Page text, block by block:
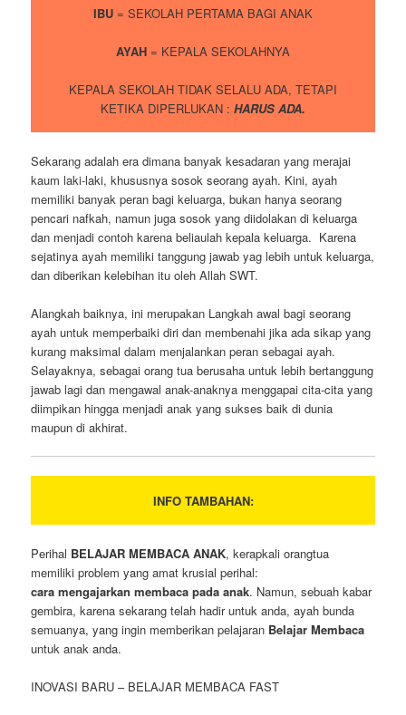
IBU = SEKOLAH PERTAMA BAGI ANAK
AYAH = KEPALA SEKOLAHNYA
KEPALA SEKOLAH TIDAK SELALU ADA, TETAPI
KETIKA DIPERLUKAN : HARUS ADA.
Sekarang adalah era dimana banyak kesadaran yang merajai
kaum laki-laki, khususnya sosok seorang ayah. Kini, ayah
memiliki banyak peran bagi keluarga, bukan hanya seorang
pencari nafkah, namun juga sosok yang diidolakan di keluarga
dan menjadi contoh karena beliaulah kepala keluarga. Karena
sejatinya ayah memiliki tanggung jawab yag lebih untuk keluarga,
dan diberikan kelebihan itu oleh Allah SWT.
Alangkah baiknya, ini merupakan Langkah awal bagi seorang
ayah untuk memperbaiki diri dan membenahi jika ada sikap yang
kurang maksimal dalam menjalankan peran sebagai ayah.
Selayaknya, sebagai orang tua berusaha untuk lebih bertanggung
jawab lagi dan mengawal anak-anaknya menggapai cita-cita yang
diimpikan hingga menjadi anak yang sukses baik di dunia
maupun di akhirat.
INFO TAMBAHAN:
Perihal BELAJAR MEMBACA ANAK, kerapkali orangtua
memiliki problem yang amat krusial perihal:
cara mengajarkan membaca pada anak. Namun, sebuah kabar
gembira, karena sekarang telah hadir untuk anda, ayah bunda
semuanya, yang ingin memberikan pelajaran Belajar Membaca
untuk anak anda.
INOVASI BARU – BELAJAR MEMBACA FAST